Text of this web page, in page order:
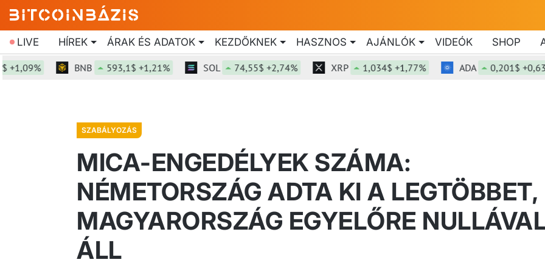
LIVE HÍREK ÁRAK ÉS ADATOK KEZDŐKNEK HASZNOS AJÁNLÓK VIDEÓK SHOP
BNB 593,1$ +1,21% SOL 74,55$ +2,74% XRP 1,034$ +1,77% ADA 0,201$ +0,63%
SZABÁLYOZÁS
MICA-ENGEDÉLYEK SZÁMA:
NÉMETORSZÁG ADTA KI A LEGTÖBBET,
MAGYARORSZÁG EGYELŐRE
ÁLL